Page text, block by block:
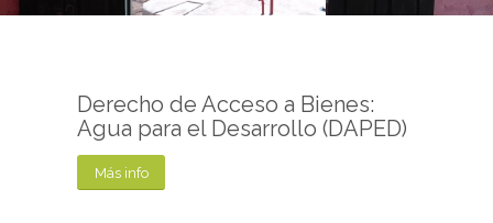
Derecho de Acceso a Bienes:
Agua para el Desarrollo (DAPED)
Más info